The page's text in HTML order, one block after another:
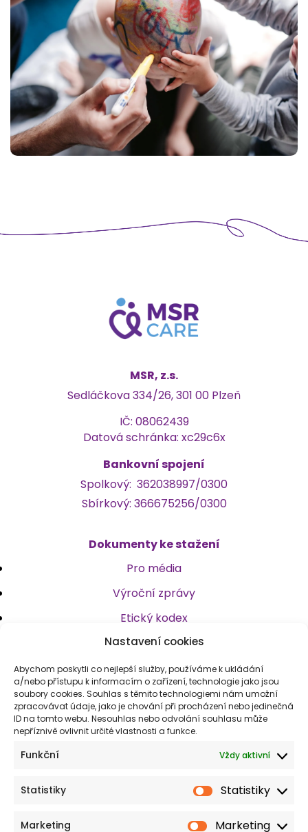
Nastavení cookies
Abychom poskytli co nejlepší služby, používáme k ukládání
a/nebo přístupu k informacím o zařízení, technologie jako jsou
soubory cookies. Souhlas s těmito technologiemi nám umožní
zpracovávat údaje, jako je chování při procházení nebo jedinečná
ID na tomto webu. Nesouhlas nebo odvolání souhlasu může
nepříznivě ovlivnit určité vlastnosti a funkce.
Funkční Vždy aktivní
Statistiky Statistiky
Marketing Marketing
MSR, z.s.
Sedláčkova 334/26, 301 00 Plzeň
IČ: 08062439
Datová schránka: xc29c6x
Bankovní spojení
Spolkový: 362038997/0300
Sbírkový: 366675256/0300
Dokumenty ke stažení
Pro média
Výroční zprávy
Etický kodex
Stanovy
Logotyp
Kontakt
spolek@msr.care